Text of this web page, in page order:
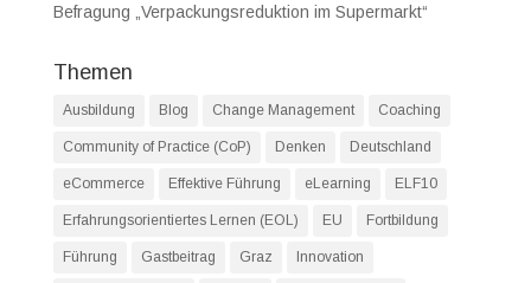
Befragung „Verpackungsreduktion im Supermarkt“
Themen
Ausbildung Blog Change Management Coaching
Community of Practice (CoP) Denken Deutschland
eCommerce Effektive Führung eLearning ELF10
Erfahrungsorientiertes Lernen (EOL) EU Fortbildung
Führung Gastbeitrag Graz Innovation